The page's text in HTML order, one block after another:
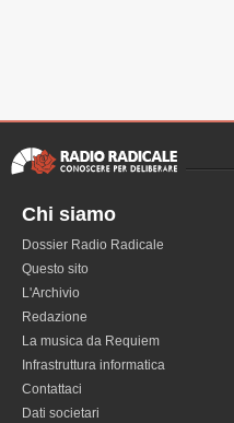
Chi siamo
Dossier Radio Radicale
Questo sito
L'Archivio
Redazione
La musica da Requiem
Infrastruttura informatica
Contattaci
Dati societari